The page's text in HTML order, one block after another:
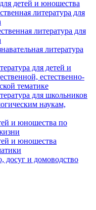
детей и юношества
литература для
литература для
литература
для детей и
естественно-
тематике
для школьников
наукам,
и юношества по
и юношества
досуг и домоводство